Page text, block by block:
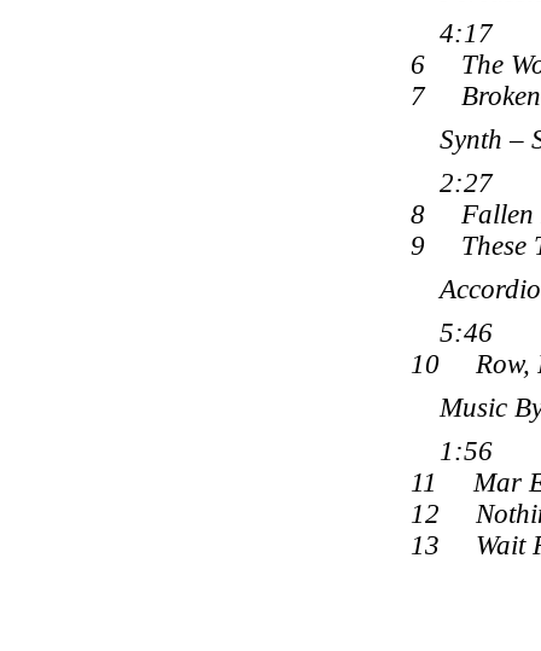
4:17
6 The
7 Broken
Synth –
2:27
8 Fallen
9 These
5:46
10 Row,
Music
1:56
11 Mar
12
13 Wait